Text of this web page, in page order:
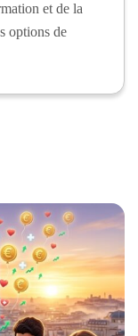
et de la
options de